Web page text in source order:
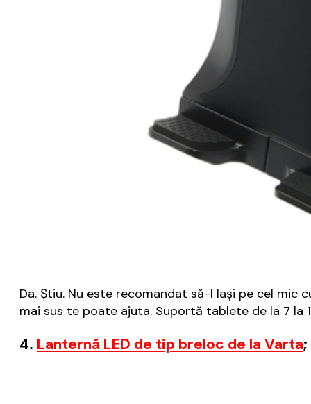
Da. Știu. Nu este recomandat să-l lași pe cel
mai sus te poate ajuta. Suportă tablete de la 7 la
4. Lanternă LED de tip breloc de la Varta;